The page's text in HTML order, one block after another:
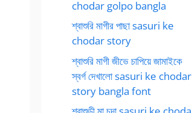
chodar golpo bangla
শ্বাশুরি মাগীর পাছা sasuri ke
chodar story
শ্বাশুরি মাগী জীভে চাপিয়ে জামাইকে
স্বর্গ দেখালো sasuri ke chodar
story bangla font